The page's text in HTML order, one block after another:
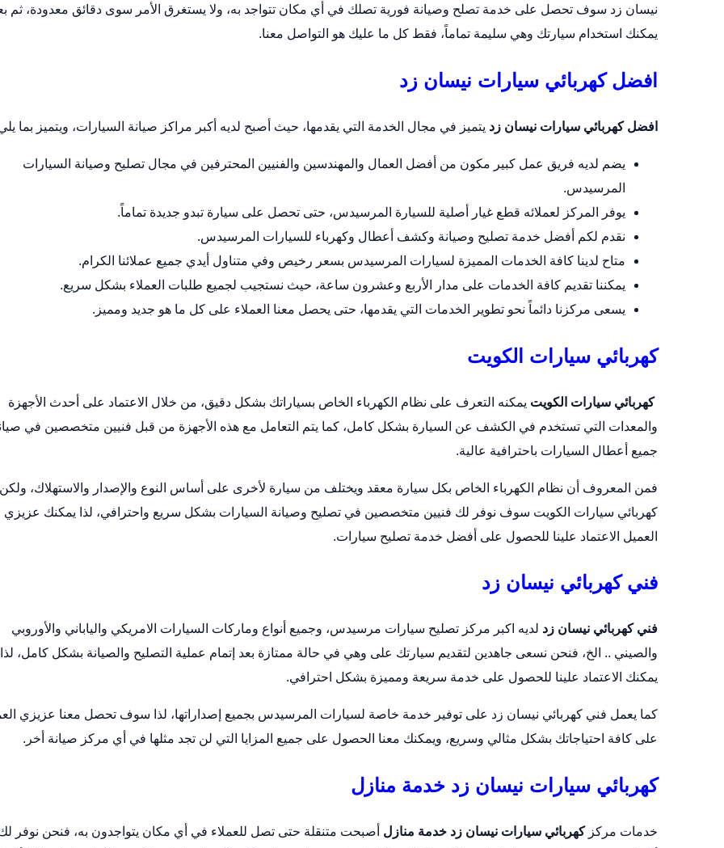
نيسان زد سوف تحصل على خدمة تصلح وصيانة فورية تصلك في أي مكان تتواجد به، ولا يستغرق الأمر سوى دقائق معدودة، ثم
يمكنك استخدام سيارتك وهي سليمة تماماً، فقط كل ما عليك هو التواصل معنا.
افضل كهربائي سيارات نيسان زد
افضل كهربائي سيارات نيسان زد يتميز في مجال الخدمة التي يقدمها، حيث أصبح لديه أكبر مراكز صيانة السيارات، ويتميز بما
يضم لديه فريق عمل كبير مكون من أفضل العمال والمهندسين والفنيين المحترفين في مجال تصليح وصيانة السيارات
المرسيدس.
يوفر المركز لعملائه قطع غيار أصلية للسيارة المرسيدس، حتى تحصل على سيارة تبدو جديدة تماماً.
نقدم لكم أفضل خدمة تصليح وصيانة وكشف أعطال وكهرباء للسيارات المرسيدس.
متاح لدينا كافة الخدمات المميزة لسيارات المرسيدس بسعر رخيص وفي متناول أيدي جميع عملائنا الكرام.
يمكننا تقديم كافة الخدمات على مدار الأربع وعشرون ساعة، حيث نستجيب لجميع طلبات العملاء بشكل سريع.
يسعى مركزنا دائماً نحو تطوير الخدمات التي يقدمها، حتى يحصل معنا العملاء على كل ما هو جديد ومميز.
كهربائي سيارات الكويت
كهربائي سيارات الكويت يمكنه التعرف على نظام الكهرباء الخاص بسياراتك بشكل دقيق، من خلال الاعتماد على أحدث الأجهزة
والمعدات التي تستخدم في الكشف عن السيارة بشكل كامل، كما يتم التعامل مع هذه الأجهزة من قبل فنيين متخصصين في
جميع أعطال السيارات باحترافية عالية.
فمن المعروف أن نظام الكهرباء الخاص بكل سيارة معقد ويختلف من سيارة لأخرى على أساس النوع والإصدار والاستهلاك،
كهربائي سيارات الكويت سوف نوفر لك فنيين متخصصين في تصليح وصيانة السيارات بشكل سريع واحترافي، لذا يمكنك عزيزي
العميل الاعتماد علينا للحصول على أفضل خدمة تصليح سيارات.
فني كهربائي نيسان زد
فني كهربائي نيسان زد لديه اكبر مركز تصليح سيارات مرسيدس، وجميع أنواع وماركات السيارات الامريكي والياباني والأوروبي
والصيني .. الخ، فنحن نسعى جاهدين لتقديم سيارتك على وهي في حالة ممتازة بعد إتمام عملية التصليح والصيانة بشكل كامل، لذا
يمكنك الاعتماد علينا للحصول على خدمة سريعة ومميزة بشكل احترافي.
كما يعمل فني كهربائي نيسان زد على توفير خدمة خاصة لسيارات المرسيدس بجميع إصداراتها، لذا سوف تحصل معنا عزيزي
على كافة احتياجاتك بشكل مثالي وسريع، ويمكنك معنا الحصول على جميع المزايا التي لن تجد مثلها في أي مركز صيانة أخر.
كهربائي سيارات نيسان زد خدمة منازل
خدمات مركزكهربائي سيارات نيسان زد خدمة منازل أصبحت متنقلة حتى تصل للعملاء في أي مكان يتواجدون به، فنحن نوفر